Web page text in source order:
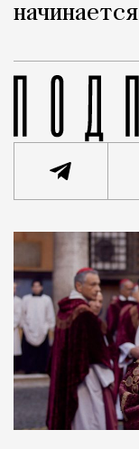
начинается